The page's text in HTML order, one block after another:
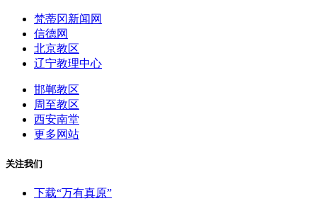
梵蒂冈新闻网
信德网
北京教区
辽宁教理中心
邯郸教区
周至教区
西安南堂
更多网站
关注我们
下载“万有真原”